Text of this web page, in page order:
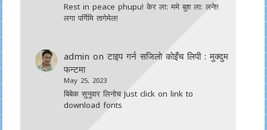
Rest in peace phupu! केर ला: ममे बुश ला: लने!!
लगा पर्गिमि तागेमेल!
admin onटाइप गर्न सजिलाे काेइँच लिपी : मुक्दुम
फन्टमा
May 25, 2023
बिबेक सुनुवार लिनोच Just click on link to
download fonts